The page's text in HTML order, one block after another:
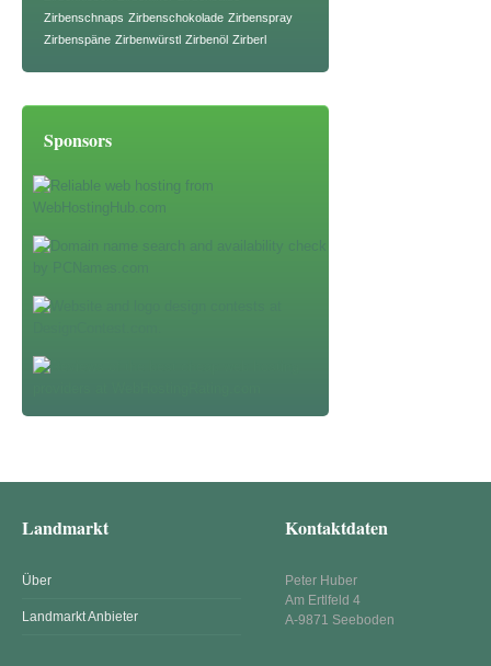
Zirbenschnaps Zirbenschokolade Zirbenspray
Zirbenspäne Zirbenwürstl Zirbenöl Zirberl
Sponsors
Landmarkt
Über
Landmarkt Anbieter
Kontaktdaten
Peter Huber
Am Ertlfeld 4
A-9871 Seeboden